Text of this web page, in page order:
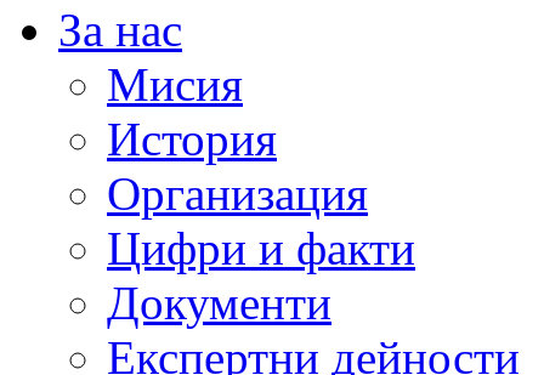
За нас
Мисия
История
Организация
Цифри и факти
Документи
Експертни дейности